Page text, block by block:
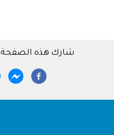
شارك هذه الصفحة